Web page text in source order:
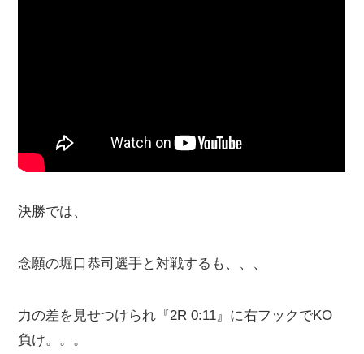
決勝では、
念願の堀口恭司選手と対戦するも、、、
力の差を見せつけられ『2R 0:11』に右フックでKO
負け。。。